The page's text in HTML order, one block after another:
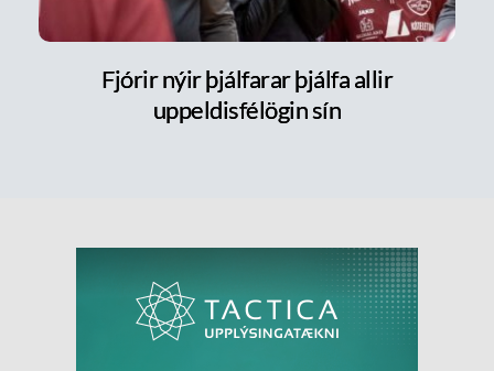
Fjórir nýir þjálfarar þjálfa allir
uppeldisfélögin sín